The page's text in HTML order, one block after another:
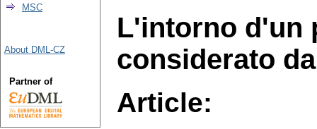
L'intorno d'un
considerato
Article:
MSC
About DML-CZ
Partner of